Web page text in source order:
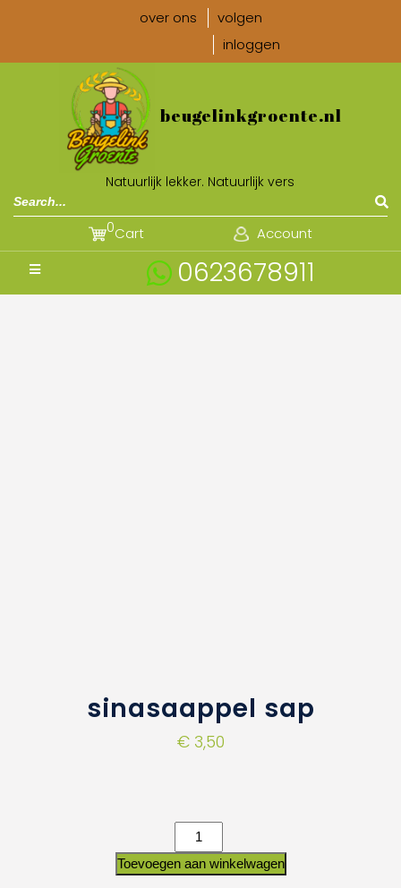
over ons
volgen
inloggen
beugelinkgroente.nl
Natuurlijk lekker. Natuurlijk vers
Cart
0 Account
0623678911
sinasaappel sap
€3,50
Toevoegen aan winkelwagen